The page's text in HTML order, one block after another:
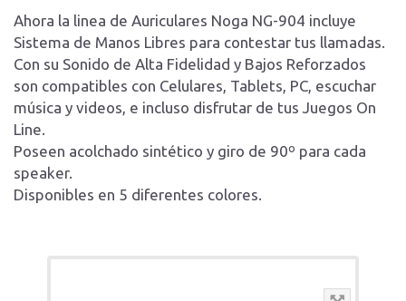
Ahora la linea de Auriculares Noga NG-904 incluye
Sistema de Manos Libres para contestar tus llamadas.
Con su Sonido de Alta Fidelidad y Bajos Reforzados
son compatibles con Celulares, Tablets, PC, escuchar
música y videos, e incluso disfrutar de tus Juegos On
Line.
Poseen acolchado sintético y giro de 90º para cada
speaker.
Disponibles en 5 diferentes colores.